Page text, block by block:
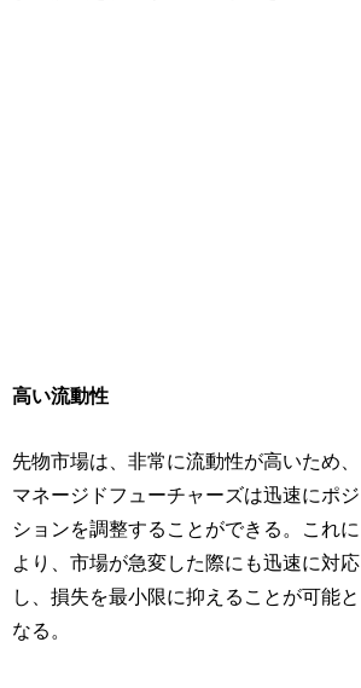
高い流動性
先物市場は、非常に流動性が高いため、
マネージドフューチャーズは迅速にポジ
ションを調整することができる。これに
より、市場が急変した際にも迅速に対応
し、損失を最小限に抑えることが可能と
なる。